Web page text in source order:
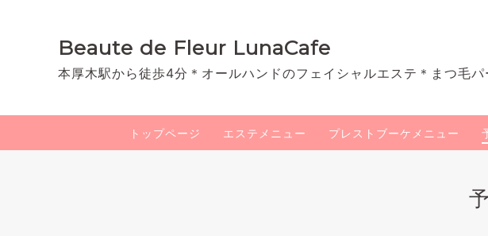
Beaute de Fleur LunaCafe
本厚木駅から徒歩4分＊オールハンドのフェイシャルエステ＊まつ毛
トップページ エステメニュー プレストブーケメニュー